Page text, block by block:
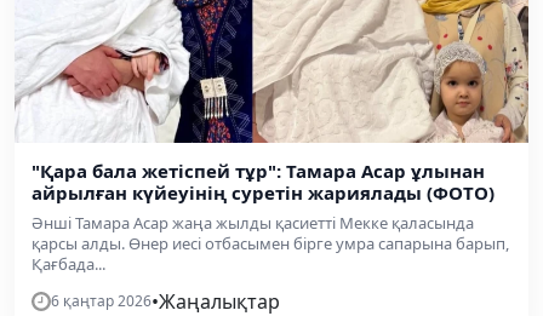
"Қара бала жетіспей тұр": Тамара Асар ұлынан
айрылған күйеуінің суретін жариялады (ФОТО)
Әнші Тамара Асар жаңа жылды қасиетті Мекке қаласында
қарсы алды. Өнер иесі отбасымен бірге умра сапарына барып,
Қағбада...
6 қаңтар 2026•Жаңалықтар